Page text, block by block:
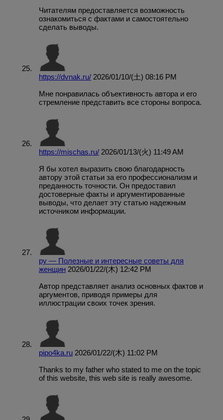
Читателям предоставляется возможность
ознакомиться с фактами и самостоятельно
сделать выводы.
https://dvnak.ru/ 2026/01/10/(土) 08:16 PM
Мне понравилась объективность автора и его
стремление представить все стороны вопроса.
https://mischas.ru/ 2026/01/13/(火) 11:49 AM
Я бы хотел выразить свою благодарность
автору этой статьи за его профессионализм и
преданность точности. Он предоставил
достоверные факты и аргументированные
выводы, что делает эту статью надежным
источником информации.
ру — Полезные и интересные советы для
женщин 2026/01/22/(木) 12:42 PM
Автор представляет анализ основных фактов и
аргументов, приводя примеры для
иллюстрации своих точек зрения.
pipo4ka.ru 2026/01/22/(木) 11:02 PM
Thanks to my father who stated to me on the topic
of this website, this web site is really awesome.